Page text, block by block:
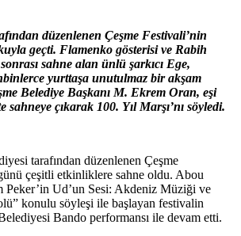
düzenlenen Çeşme Festivali’nin
geçti. Flamenko gösterisi ve Rabih
sahne alan ünlü şarkıcı Ege,
yurttaşa unutulmaz bir akşam
Belediye Başkanı M. Ekrem Oran, eşi
çıkarak 100. Yıl Marşı’nı söyledi.
tarafından düzenlenen Çeşme
çeşitli etkinliklere sahne oldu. Abou
Peker’in Ud’un Sesi: Akdeniz Müziği ve
konulu söyleşi ile başlayan festivalin
Bando performansı ile devam etti.